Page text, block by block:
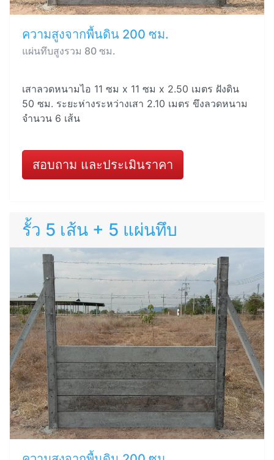
ความสูงจากพื้นดิน 200 ซม.
แผ่นทึบสูงรวม 80 ซม.
เสาลวดหนามไอ 11 ซม x 11 ซม x 2.50 เมตร ฝังดิน
50 ซม. ระยะห่างระหว่างเสา 2.10 เมตร ขึงลวดหนาม
จำนวน 6 เส้น
สอบถาม และประเมินราคา
รั้ว 5 เส้น + 5 แผ่นทึบ